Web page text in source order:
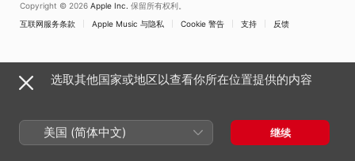
Copyright © 2026 Apple Inc. 保留所有权利。
互联网服务条款
Apple Music 与隐私 Cookie 警告 支持 反馈
选取其他国家或地区以查看你所在位置提供的内容
美国 (简体中文) 继续